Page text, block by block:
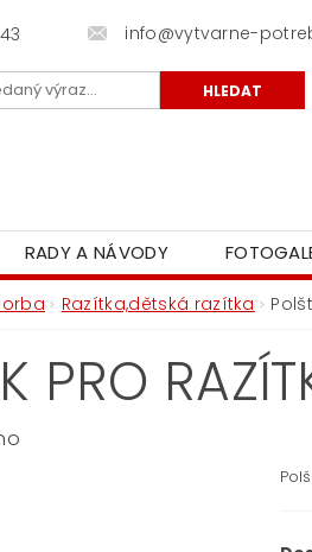
info@vytvarne-
RADY A NÁVODY
Razítka,dětská razítka
PRO